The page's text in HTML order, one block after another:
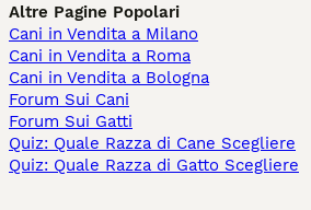
Altre Pagine Popolari
Cani in Vendita a Milano
Cani in Vendita a Roma
Cani in Vendita a Bologna
Forum Sui Cani
Forum Sui Gatti
Quiz: Quale Razza di Cane Scegliere
Quiz: Quale Razza di Gatto Scegliere